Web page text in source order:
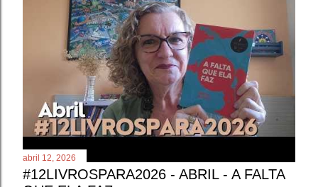
abril 12, 2026
#12LIVROSPARA2026 - ABRIL - A FALTA